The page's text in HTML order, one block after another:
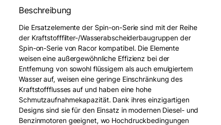
L
p
i
n
-
o
n
E
l
e
m
Beschreibung
Die Ersatzelemente der Spin-on-Serie sind mit der Reihe
der Kraftstofffilter-/Wasserabscheiderbaugruppen der
Spin-on-Serie von Racor kompatibel. Die Elemente
weisen eine außergewöhnliche Effizienz bei der
Entfernung von sowohl flüssigem als auch emulgiertem
Wasser auf, weisen eine geringe Einschränkung des
Kraftstoffflusses auf und haben eine hohe
Schmutzaufnahmekapazität. Dank ihres einzigartigen
Designs sind sie für den Einsatz in modernen Diesel- und
Benzinmotoren geeignet, wo Hochdruckbedingungen